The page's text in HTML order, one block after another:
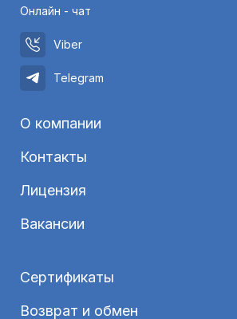
Онлайн - чат
Viber
Telegram
О компании
Контакты
Лицензия
Вакансии
Сертификаты
Возврат и обмен